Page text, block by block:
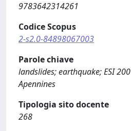
9783642314261
Codice Scopus
2-s2.0-84898067003
Parole chiave
landslides; earthquake; ESI
Apennines
Tipologia sito docente
268